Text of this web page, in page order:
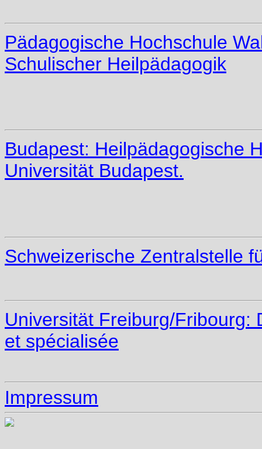
Pädagogische Hochschule
Schulischer Heilpädagogik
Budapest: Heilpädagogische
Universität Budapest.
Schweizerische Zentralstelle
Universität Freiburg/Fribourg:
et spécialisée
Impressum